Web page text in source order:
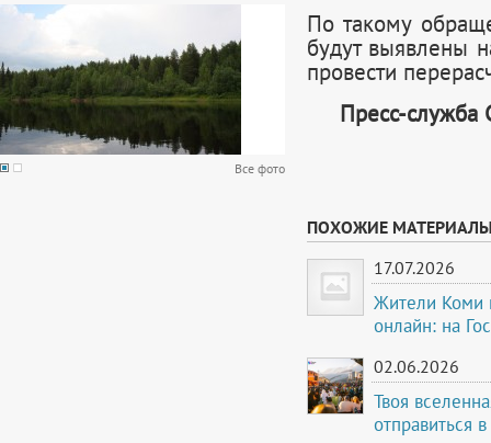
Все фото
По такому
будут выявлены
провести
Пресс-служба
ПОХОЖИЕ
17.07.2026
Жители Коми
онлайн: на
02.06.2026
Твоя
отправиться